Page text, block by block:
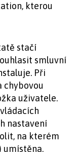
kterou
stačí
smluvní
Při
chybovou
uživatele.
nastavení
na kterém
umístěna.